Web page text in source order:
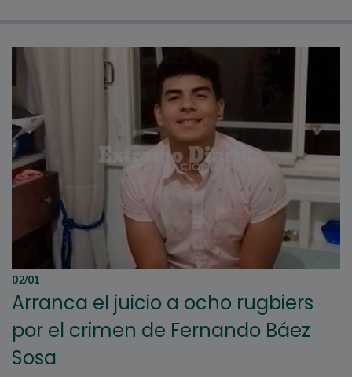
02/01
Arranca el juicio a ocho rugbiers
por el crimen de Fernando Báez
Sosa